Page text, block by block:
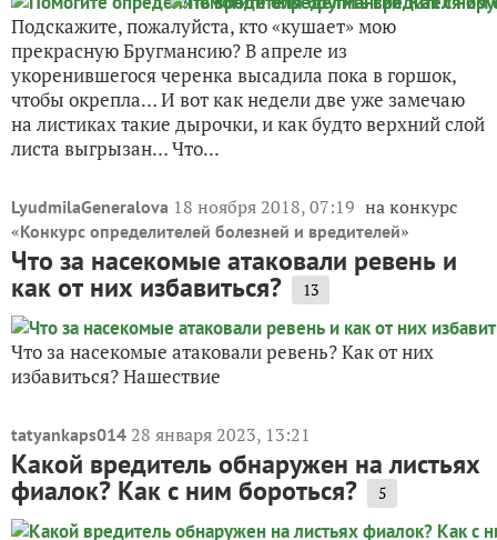
Подскажите, пожалуйста, кто «кушает» мою
прекрасную Бругмансию? В апреле из
укоренившегося черенка высадила пока в горшок,
чтобы окрепла… И вот как недели две уже замечаю
на листиках такие дырочки, и как будто верхний слой
листа выгрызан… Что...
LyudmilaGeneralova 18 ноября 2018, 07:19 на конкурс
«Конкурс определителей болезней и вредителей»
Что за насекомые атаковали ревень и
как от них избавиться? 13
Что за насекомые атаковали ревень? Как от них
избавиться? Нашествие
tatyankaps014 28 января 2023, 13:21
Какой вредитель обнаружен на листьях
фиалок? Как с ним бороться? 5